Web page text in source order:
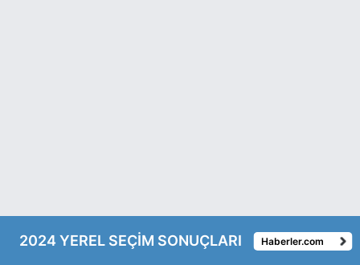
2024 YEREL SEÇİM SONUÇLARI Haberler.com